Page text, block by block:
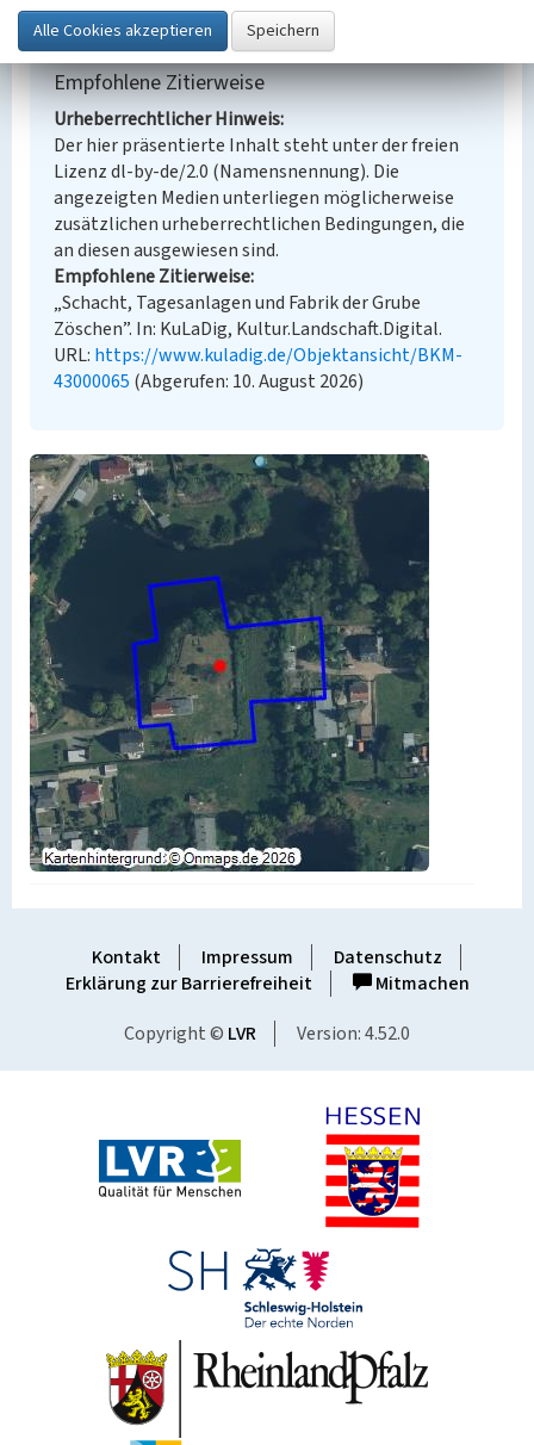
Empfohlene Zitierweise
Urheberrechtlicher Hinweis
Der hier präsentierte Inhalt steht unter der freien
Lizenz dl-by-de/2.0 (Namensnennung). Die
angezeigten Medien unterliegen möglicherweise
zusätzlichen urheberrechtlichen Bedingungen, die
an diesen ausgewiesen sind.
Empfohlene Zitierweise
„Schacht, Tagesanlagen und Fabrik der Grube
Zöschen”. In: KuLaDig, Kultur.Landschaft.Digital.
URL: https://www.kuladig.de/Objektansicht/BKM-
43000065 (Abgerufen: 10. August 2026)
Kontakt Impressum
Datenschutz
Erklärung zur Barrierefreiheit
Mitmachen
Copyright © LVR Version: 4.52.0